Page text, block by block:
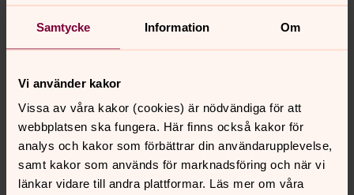
Samtycke Information Om
Vi använder kakor
Vissa av våra kakor (cookies) är nödvändiga för att
webbplatsen ska fungera. Här finns också kakor för
analys och kakor som förbättrar din användarupplevelse,
samt kakor som används för marknadsföring och när vi
länkar vidare till andra plattformar. Läs mer om våra
Pilgrimskören ur Tannhäuser
Amazing graceTrad
AnthemBenny Andersson
A Whiter Shade of PaleKeith Reid/Guy Brookes
Bridge over troubled waterPaul Simon
Brusa högre, lilla åBjörn J:son Lindh
CavatinaStanley Myers